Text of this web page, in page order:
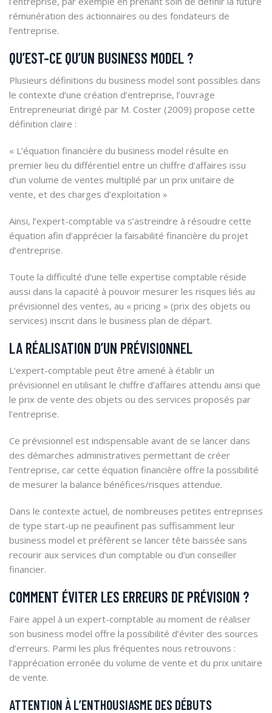
rémunération des actionnaires ou des fondateurs de
l’entreprise.
QU’EST-CE QU’UN BUSINESS MODEL ?
Plusieurs définitions du business model sont possibles dans
le contexte d’une création d’entreprise, l’ouvrage
Entrepreneuriat dirigé par M. Coster (2009) propose cette
définition claire :
« L’équation financière du business model résulte en
premier lieu du différentiel entre un chiffre d’affaires issu
d’un volume de ventes multiplié par un prix unitaire de
vente, et des charges d’exploitation »
Ainsi, l’expert-comptable va s’astreindre à résoudre cette
équation afin d’apprécier la faisabilité financière du projet
d’entreprise.
Toute la difficulté d’une telle expertise comptable réside
aussi dans la capacité à pouvoir mesurer les risques liés au
prévisionnel des ventes, au « pricing » (prix des objets ou
services) inscrit dans le business plan de départ.
LA RÉALISATION D’UN PRÉVISIONNEL
L’expert-comptable peut être amené à établir un
prévisionnel en utilisant le chiffre d’affaires attendu ainsi que
le prix de vente des objets ou des services proposés par
l’entreprise.
Ce prévisionnel est indispensable avant de se lancer dans
des démarches administratives permettant de créer
l’entreprise, car cette équation financière offre la possibilité
de mesurer la balance bénéfices/risques attendue.
Dans le contexte actuel, de nombreuses petites entreprises
de type start-up ne peaufinent pas suffisamment leur
business model et préfèrent se lancer tête baissée sans
recourir aux services d’un comptable ou d’un conseiller
financier.
COMMENT ÉVITER LES ERREURS DE PRÉVISION ?
Faire appel à un expert-comptable au moment de réaliser
son business model offre la possibilité d’éviter des sources
d’erreurs. Parmi les plus fréquentes nous retrouvons :
l’appréciation erronée du volume de vente et du prix unitaire
de vente.
ATTENTION À L’ENTHOUSIASME DES DÉBUTS